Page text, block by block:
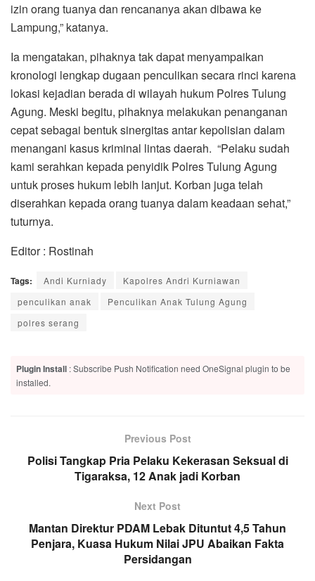
izin orang tuanya dan rencananya akan dibawa ke
Lampung,” katanya.
Ia mengatakan, pihaknya tak dapat menyampaikan
kronologi lengkap dugaan penculikan secara rinci karena
lokasi kejadian berada di wilayah hukum Polres Tulung
Agung. Meski begitu, pihaknya melakukan penanganan
cepat sebagai bentuk sinergitas antar kepolisian dalam
menangani kasus kriminal lintas daerah. “Pelaku sudah
kami serahkan kepada penyidik Polres Tulung Agung
untuk proses hukum lebih lanjut. Korban juga telah
diserahkan kepada orang tuanya dalam keadaan sehat,”
tuturnya.
Editor : Rostinah
Tags: Andi Kurniady
Kapolres Andri Kurniawan
penculikan anak
Penculikan Anak Tulung Agung
polres serang
Plugin Install : Subscribe Push Notification need OneSignal plugin to be
installed.
Previous Post
Polisi Tangkap Pria Pelaku Kekerasan Seksual di
Tigaraksa, 12 Anak jadi Korban
Next Post
Mantan Direktur PDAM Lebak Dituntut 4,5 Tahun
Penjara, Kuasa Hukum Nilai JPU Abaikan Fakta
Persidangan